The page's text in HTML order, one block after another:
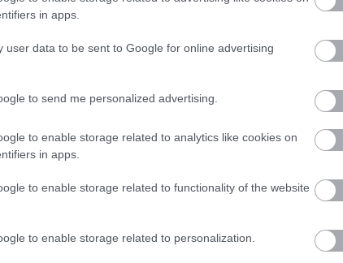
in apps.
user data to be sent to Google for online advertising
to send me personalized advertising.
to enable storage related to analytics like cookies on
in apps.
to enable storage related to functionality of the website
to enable storage related to personalization.
is Tolna, 17 805 fertőzöttel.